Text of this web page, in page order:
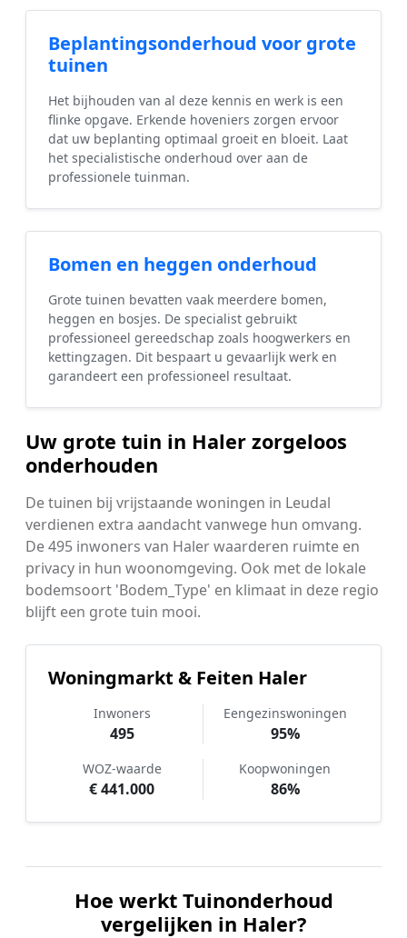
Beplantingsonderhoud voor grote
tuinen
Het bijhouden van al deze kennis en werk is een
flinke opgave. Erkende hoveniers zorgen ervoor
dat uw beplanting optimaal groeit en bloeit. Laat
het specialistische onderhoud over aan de
professionele tuinman.
Bomen en heggen onderhoud
Grote tuinen bevatten vaak meerdere bomen,
heggen en bosjes. De specialist gebruikt
professioneel gereedschap zoals hoogwerkers en
kettingzagen. Dit bespaart u gevaarlijk werk en
garandeert een professioneel resultaat.
Uw grote tuin in Haler zorgeloos
onderhouden
De tuinen bij vrijstaande woningen in Leudal
verdienen extra aandacht vanwege hun omvang.
De 495 inwoners van Haler waarderen ruimte en
privacy in hun woonomgeving. Ook met de lokale
bodemsoort 'Bodem_Type' en klimaat in deze regio
blijft een grote tuin mooi.
Woningmarkt & Feiten Haler
Inwoners
495
Eengezinswoningen
95%
WOZ-waarde
€ 441.000
Koopwoningen
86%
Hoe werkt Tuinonderhoud
vergelijken in Haler?